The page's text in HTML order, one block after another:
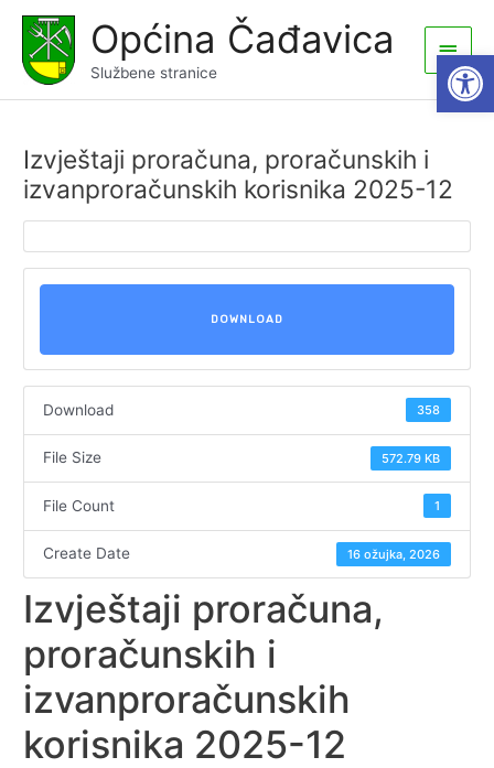
content
Općina Čađavica
Službene stranice
Main
Menu
Izvještaji proračuna, proračunskih i
izvanproračunskih korisnika 2025-12
DOWNLOAD
Download 358
File Size 572.79 KB
File Count 1
Create Date 16 ožujka, 2026
Izvještaji proračuna,
proračunskih i
izvanproračunskih
korisnika 2025-12